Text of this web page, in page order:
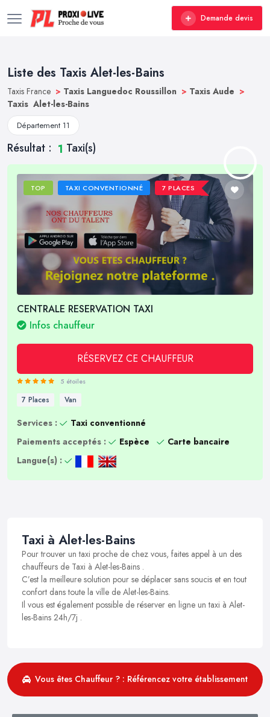
Demande devis
Liste des Taxis Alet-les-Bains
Taxis France > Taxis Languedoc Roussillon > Taxis Aude >
Taxis Alet-les-Bains
Département 11
Résultat : 1 Taxi(s)
TOP TAXI CONVENTIONNÉ 7 PLACES
CENTRALE RESERVATION TAXI
Infos chauffeur
RÉSERVEZ CE CHAUFFEUR
5 étoiles
7 Places Van
Services :
Taxi conventionné
Paiements acceptés :
Espèce
Carte bancaire
Langue(s) :
Taxi à Alet-les-Bains
Pour trouver un taxi proche de chez vous, faites appel à un des
chauffeurs de Taxi à Alet-les-Bains .
C’est la meilleure solution pour se déplacer sans soucis et en tout
confort dans toute la ville de Alet-les-Bains.
Il vous est également possible de réserver en ligne un taxi à Alet-
les-Bains 24h/7j .
Vous êtes Chauffeur ? : Référencez votre établissement